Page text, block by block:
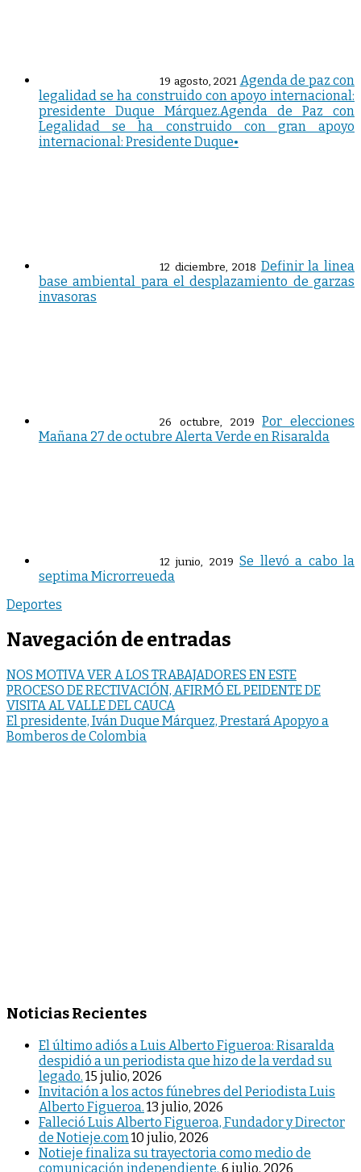
19 agosto, 2021 Agenda de paz con
legalidad se ha construido con apoyo internacional:
presidente Duque Márquez.Agenda de Paz con
Legalidad se ha construido con gran apoyo
internacional: Presidente Duque•
12 diciembre, 2018 Definir la linea
base ambiental para el desplazamiento de garzas
invasoras
26 octubre, 2019
Por elecciones
Mañana 27 de octubre Alerta Verde en Risaralda
12 junio, 2019 Se llevó a cabo la
septima Microrreueda
Deportes
Navegación de entradas
NOS MOTIVA VER A LOS TRABAJADORES EN ESTE
PROCESO DE RECTIVACIÓN, AFIRMÓ EL PEIDENTE DE
VISITA AL VALLE DEL CAUCA
El presidente, Iván Duque Márquez, Prestará Apopyo a
Bomberos de Colombia
Noticias Recientes
El último adiós a Luis Alberto Figueroa: Risaralda
despidió a un periodista que hizo de la verdad su
legado. 15 julio, 2026
Invitación a los actos fúnebres del Periodista Luis
Alberto Figueroa. 13 julio, 2026
Falleció Luis Alberto Figueroa, Fundador y Director
de Notieje.com 10 julio, 2026
Notieje finaliza su trayectoria como medio de
comunicación independiente. 6 julio, 2026